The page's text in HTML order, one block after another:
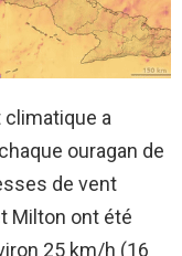
climatique a
ouragan de
de vent
Milton ont été
25 km/h (16